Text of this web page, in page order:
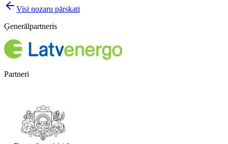
Visi nozaru pārskati
Ģenerālpartneris
Partneri